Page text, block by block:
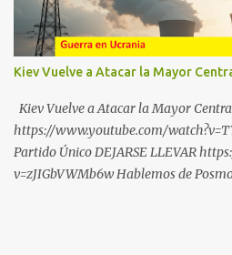
Kiev Vuelve a Atacar la Mayor
Kiev Vuelve a Atacar la Mayor
https://www.youtube.com/
Partido Único DEJARSE LLEVAR
v=zJIGbVWMb6w Hablemos de